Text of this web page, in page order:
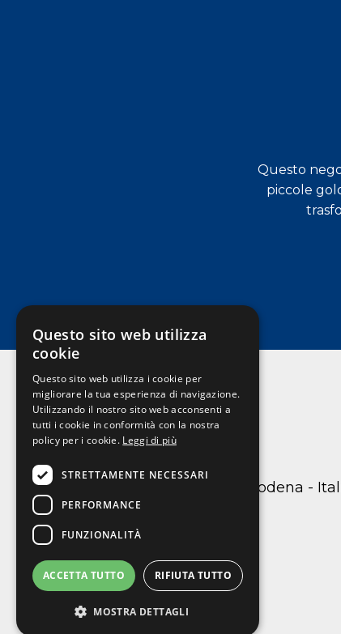
Questo
piccole
Nobilita
C.so Canalchiaro 105 41121 Modena -
059217717
info@nobilita.it
Questo sito web utilizza
cookie
Questo sito web utilizza i cookie per
migliorare la tua esperienza di navigazione.
Utilizzando il nostro sito web acconsenti a
tutti i cookie in conformità con la nostra
policy per i cookie. Leggi di più
STRETTAMENTE NECESSARI
PERFORMANCE
FUNZIONALITÀ
ACCETTA TUTTO RIFIUTA TUTTO
MOSTRA DETTAGLI